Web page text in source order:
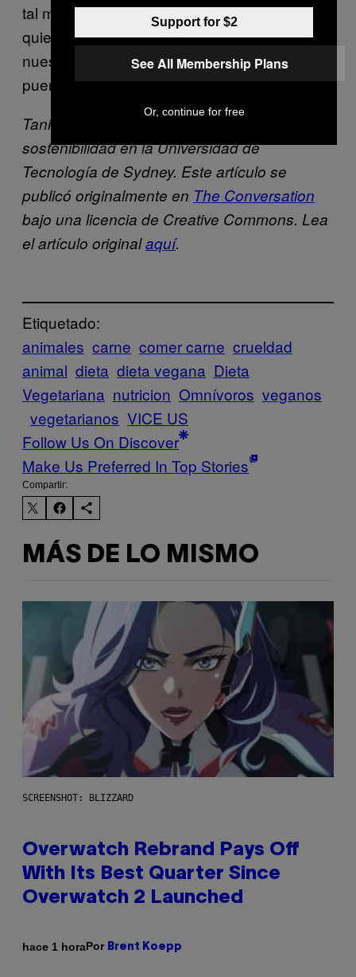
tal movimiento se hicieran extensivos hacia
quienes toman decisiones diferentes a las
nuestras y, al hacer esto, se abrirían las
puertas hacia una mayor aceptación.
Tani Khara es estudiante del Doctorado en
sostenibilidad en la Universidad de
Tecnología de Sydney. Este artículo se
publicó originalmente en The Conversation
bajo una licencia de Creative Commons. Lea
el artículo originalaquí.
Etiquetado:
animales carne comer carne crueldad
animal dieta dieta vegana Dieta
Vegetariana nutricion Omnívoros veganos
vegetarianos VICE US
Follow Us On Discover
Make Us Preferred In Top Stories
Compartir:
MÁS DE LO MISMO
SCREENSHOT: BLIZZARD
Overwatch Rebrand Pays Off
With Its Best Quarter Since
Overwatch 2 Launched
hace 1 horaPor Brent Koepp
Support for $2
See All Membership Plans
Or, continue for free